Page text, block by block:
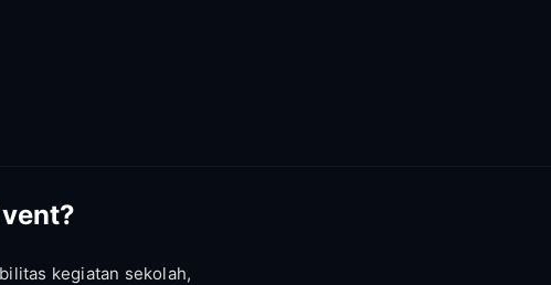
kegiatan sekolah,